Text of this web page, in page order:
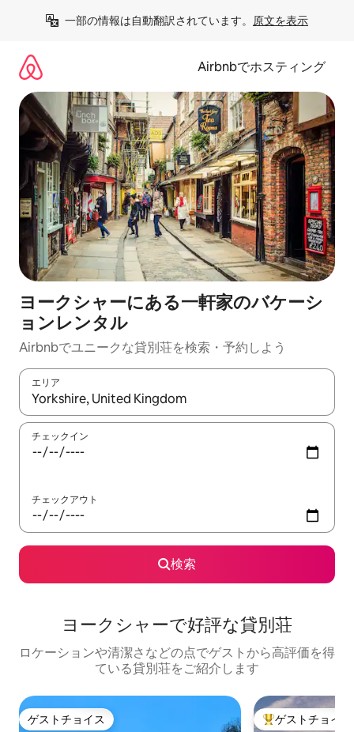
一部の情報は自動翻訳されています。 原文を表示
Airbnbでホスティング
ヨークシャーにある一軒家のバケーシ
ョンレンタル
Airbnbでユニークな貸別荘を検索・予約しよう
エリア
検索結果が表示されたら、上下の矢印キーを使って移動するか
チェックイン
チェックアウト
検索
ヨークシャーで好評な貸別荘
ロケーションや清潔さなどの点でゲストから高評価を得
ている貸別荘をご紹介します
ゲストチョイス
ゲストチョイス 大好評のゲスト
ゲストチョイス